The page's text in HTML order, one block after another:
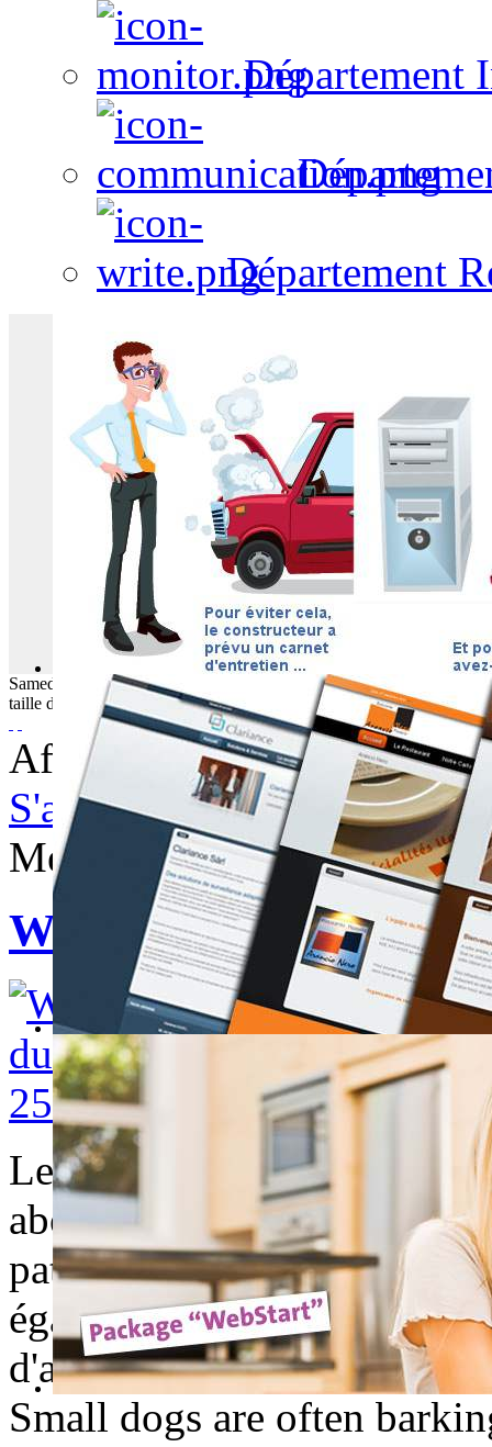
Département
Département
Samedi Août 2026
taille du texte
Afficher les éléments par
S'abonner à ce flux RSS
Mercredi, 25 Juillet 2012
WebBuzz du 25/07/
Les petits chiens sont
aboyant tout le temps pour
patience de sa maitresse
également capable de
d'avoir le truc ...
Small dogs are often